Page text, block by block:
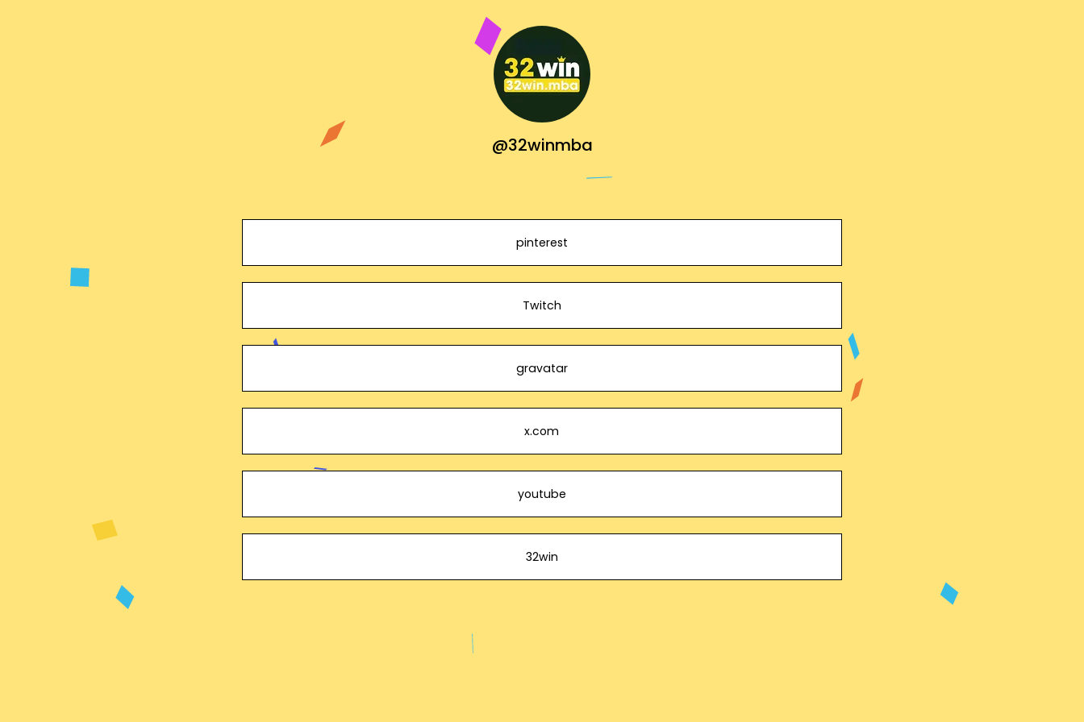
@32winmba
pinterest
Twitch
gravatar
x.com
youtube
32win